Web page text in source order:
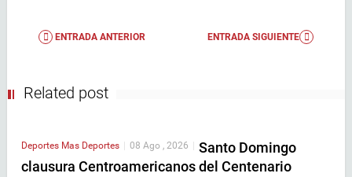
ENTRADA ANTERIOR ENTRADA SIGUIENTE
Related post
Deportes Mas Deportes 08 Ago , 2026
Santo Domingo
clausura Centroamericanos del Centenario